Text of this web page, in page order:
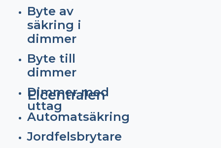
Byte av
säkring i
dimmer
Byte till
dimmer
Dimmer med
uttag
Elcentralen
Automatsäkring
Jordfelsbrytare